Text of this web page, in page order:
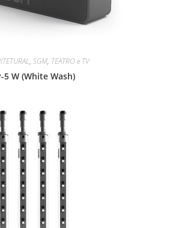
, SGM, TEATRO e TV
5 W (White Wash)